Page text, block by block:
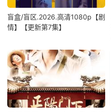
盲盒/盲区.2026.高清1080p【剧
情】【更新第7集】